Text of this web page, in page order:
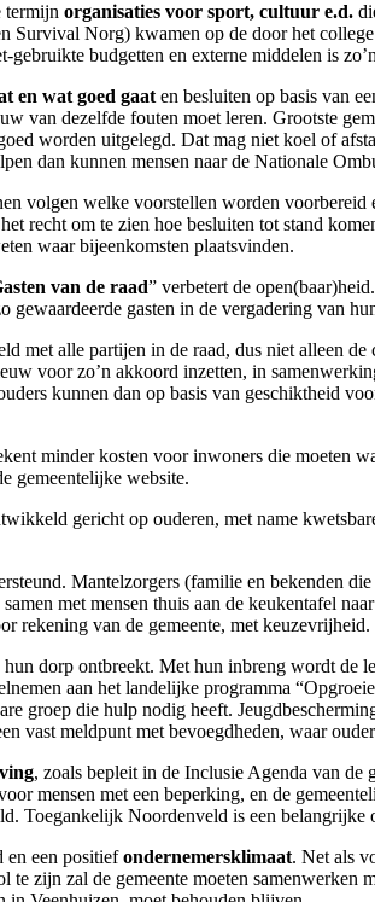
termijn organisaties voor sport, cultuur e.d.
Survival Norg) kwamen op de door het
budgetten en externe middelen is
en wat goed gaat en besluiten op basis van
van dezelfde fouten moet leren. Grootste
worden uitgelegd. Dat mag niet koel of
dan kunnen mensen naar de Nationale
volgen welke voorstellen worden
recht om te zien hoe besluiten tot stand
waar bijeenkomsten plaatsvinden.
van de raad” verbetert de
gasten in de vergadering van
alle partijen in de raad, dus niet alleen de
voor zo’n akkoord inzetten, in
kunnen dan op basis van geschiktheid
minder kosten voor inwoners die moeten
gemeentelijke website.
gericht op ouderen, met name
Mantelzorgers (familie en bekenden
met mensen thuis aan de keukentafel
rekening van de gemeente, met keuzevrijheid.
dorp ontbreekt. Met hun inbreng wordt de
aan het landelijke programma
groep die hulp nodig heeft.
vast meldpunt met bevoegdheden, waar
, zoals bepleit in de Inclusie Agenda van de
mensen met een beperking, en de
Toegankelijk Noordenveld is een belangrijke
en een positiefondernemersklimaat. Net als
te zijn zal de gemeente moeten